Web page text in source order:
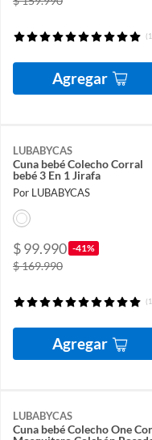
Agregar
LUBABYCAS
Cuna bebé Colecho Corral
bebé 3 En 1 Jirafa
Por LUBABYCAS
$ 99.990 -41%
$ 169.990
Agregar
LUBABYCAS
Cuna bebé Colecho One